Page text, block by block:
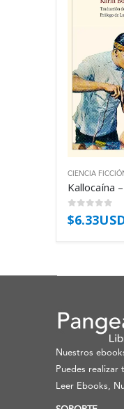
CIENCIA
Kallocaína
0out of 5
$
Nuestros
Puedes
Leer Ebooks,